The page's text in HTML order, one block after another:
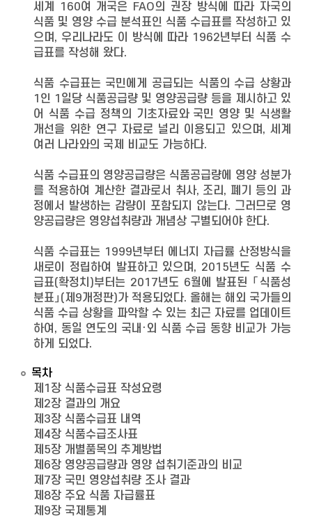
세계 160여 개국은 FAO의 권장 방식에 따라 자국의
식품 및 영양 수급 분석표인 식품 수급표를 작성하고 있
으며, 우리나라도 이 방식에 따라 1962년부터 식품 수
급표를 작성해 왔다.
식품 수급표는 국민에게 공급되는 식품의 수급 상황과
1인 1일당 식품공급량 및 영양공급량 등을 제시하고 있
어 식품 수급 정책의 기초자료와 국민 영양 및 식생활
개선을 위한 연구 자료로 널리 이용되고 있으며, 세계
여러 나라와의 국제 비교도 가능하다.
식품 수급표의 영양공급량은 식품공급량에 영양 성분가
를 적용하여 계산한 결과로서 취사, 조리, 폐기 등의 과
정에서 발생하는 감량이 포함되지 않는다. 그러므로 영
양공급량은 영양섭취량과 개념상 구별되어야 한다.
식품 수급표는 1999년부터 에너지 자급률 산정방식을
새로이 정립하여 발표하고 있으며, 2015년도 식품 수
급표(확정치)부터는 2017년도 6월에 발표된 「식품성
분표」(제9개정판)가 적용되었다. 올해는 해외 국가들의
식품 수급 상황을 파악할 수 있는 최근 자료를 업데이트
하여, 동일 연도의 국내·외 식품 수급 동향 비교가 가능
하게 되었다.
목차
제1장 식품수급표 작성요령
제2장 결과의 개요
제3장 식품수급표 내역
제4장 식품수급조사표
제5장 개별품목의 추계방법
제6장 영양공급량과 영양 섭취기준과의 비교
제7장 국민 영양섭취량 조사 결과
제8장 주요 식품 자급률표
제9장 국제통계